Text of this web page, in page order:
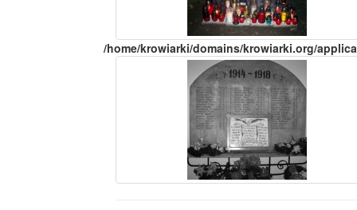
/home/krowiarki/domains/krowiarki.org/